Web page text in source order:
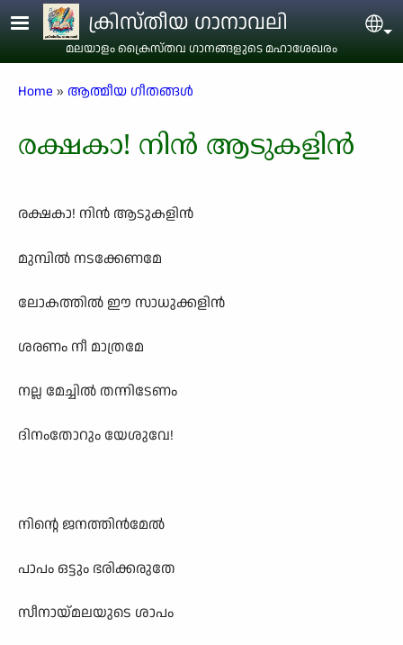
Skip to main contentക്രിസ്തീയ ഗാനാവലി
മലയാളം ക്രൈസ്തവ ഗാനങ്ങളുടെ മഹാശേഖരം
Breadcrumb
Home ആത്മീയ ഗീതങ്ങൾ
രക്ഷകാ! നിൻ ആടുകളിൻ
രക്ഷകാ! നിൻ ആടുകളിൻ
മുമ്പിൽ നടക്കേണമേ
ലോകത്തിൽ ഈ സാധുക്കളിൻ
ശരണം നീ മാത്രമേ
നല്ല മേച്ചിൽ തന്നിടേണം
ദിനംതോറും യേശുവേ!
നിന്റെ ജനത്തിൻമേൽ
പാപം ഒട്ടും ഭരിക്കരുതേ
സീനായ്മലയുടെ ശാപം